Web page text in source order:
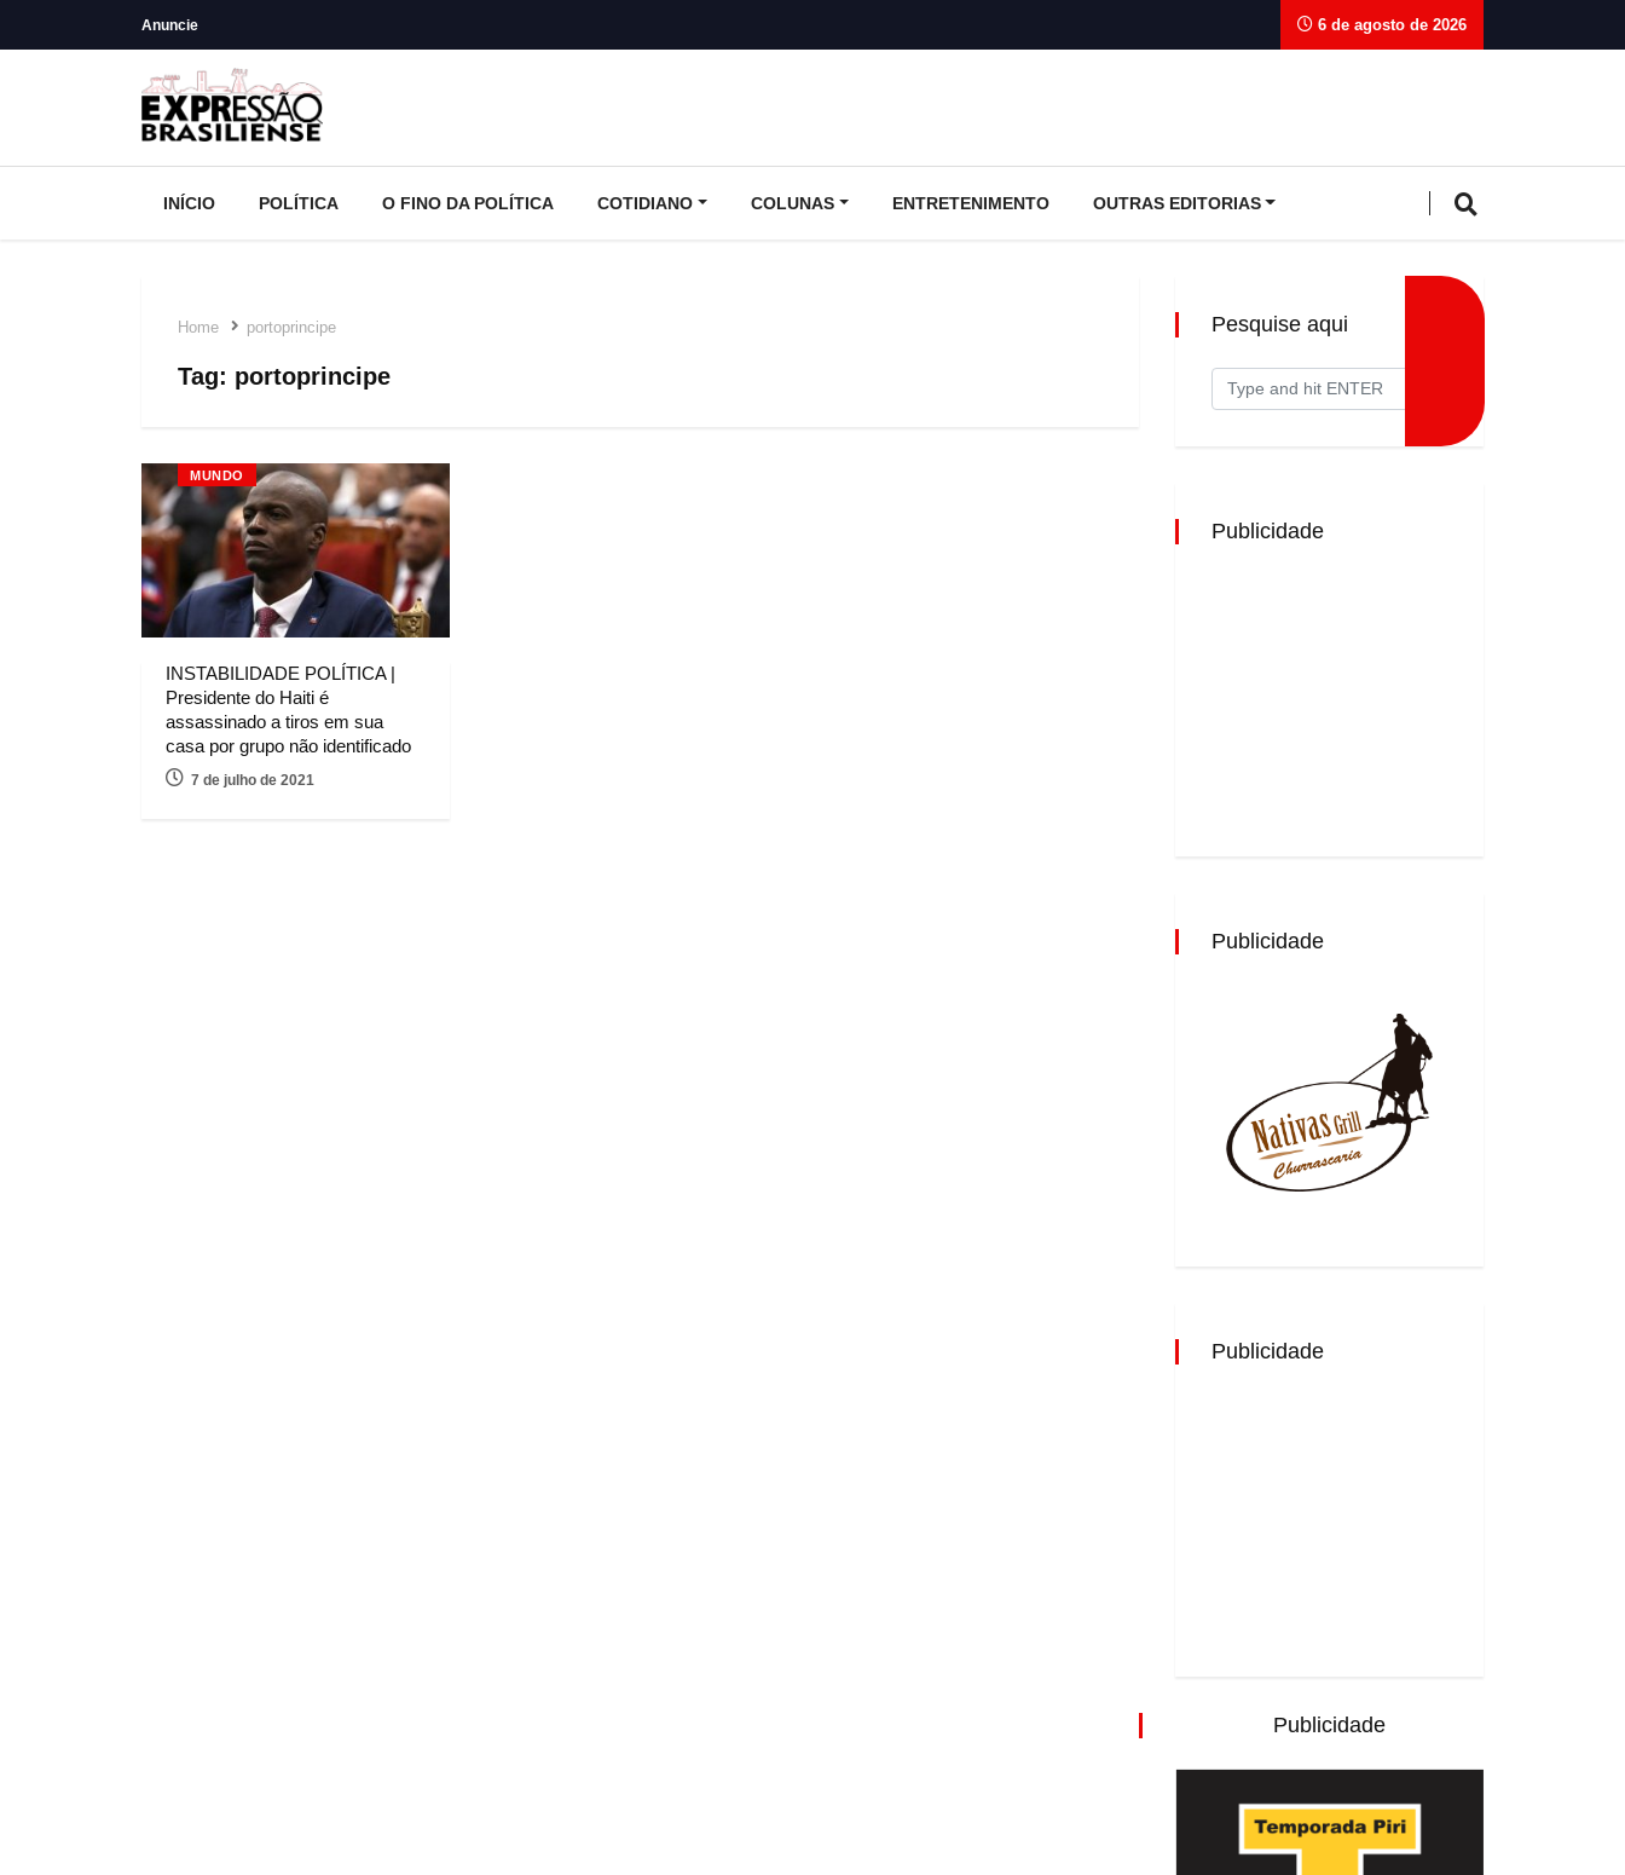
Anuncie 6 de agosto de 2026
INÍCIO POLÍTICA O FINO DA POLÍTICA COTIDIANO COLUNAS ENTRETENIMENTO OUTRAS EDITORIAS
Home portoprincipe
Tag: portoprincipe
MUNDO
INSTABILIDADE POLÍTICA |
Presidente do Haiti é
assassinado a tiros em sua
casa por grupo não identificado
7 de julho de 2021
Pesquise aqui
Publicidade
Publicidade
Publicidade
Publicidade